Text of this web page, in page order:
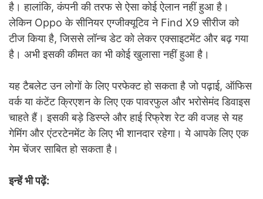
है। हालांकि, कंपनी की तरफ से ऐसा कोई ऐलान नहीं हुआ है।
लेकिन Oppo के सीनियर एग्जीक्यूटिव ने Find X9 सीरीज को
टीज किया है, जिससे लॉन्च डेट को लेकर एक्साइटमेंट और बढ़ गया
है। अभी इसकी कीमत का भी कोई खुलासा नहीं हुआ है।
यह टैबलेट उन लोगों के लिए परफेक्ट हो सकता है जो पढ़ाई, ऑफिस
वर्क या कंटेंट क्रिएशन के लिए एक पावरफुल और भरोसेमंद डिवाइस
चाहते हैं। इसकी बड़े डिस्प्ले और हाई रिफ्रेश रेट की वजह से यह
गेमिंग और एंटरटेनमेंट के लिए भी शानदार रहेगा। ये आपके लिए एक
गेम चेंजर साबित हो सकता है।
इन्हें भी पढ़ें: